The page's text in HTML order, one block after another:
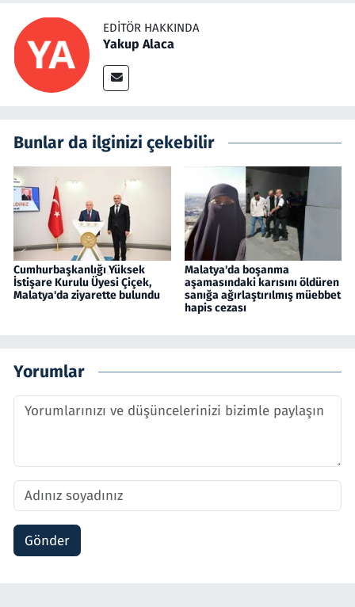
EDITÖR HAKKINDA
Yakup Alaca
Bunlar da ilginizi çekebilir
Cumhurbaşkanlığı Yüksek
İstişare Kurulu Üyesi Çiçek,
Malatya'da ziyarette bulundu
Malatya'da boşanma
aşamasındaki karısını öldüren
sanığa ağırlaştırılmış müebbet
hapis cezası
Yorumlar
Gönder